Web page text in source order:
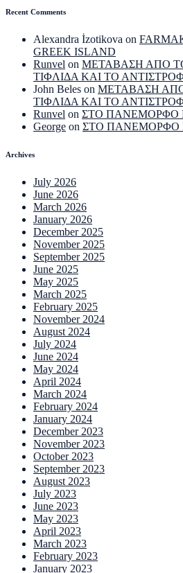
Recent Comments
Alexandra İzotikova on
GREEK ISLAND
Runvel on ΜΕΤΑΒΑΣΗ ΑΠΟ
ΤΙΦΛΙΔΑ ΚΑΙ ΤΟ
John Beles on ΜΕΤΑΒΑΣΗ
ΤΙΦΛΙΔΑ ΚΑΙ ΤΟ
Runvel on ΣΤΟ ΠΑΝΕΜΟΡΦΟ
George on ΣΤΟ
Archives
July 2026
June 2026
March 2026
January 2026
December 2025
November 2025
September 2025
June 2025
May 2025
March 2025
February 2025
November 2024
August 2024
July 2024
June 2024
May 2024
April 2024
March 2024
February 2024
January 2024
December 2023
November 2023
October 2023
September 2023
August 2023
July 2023
June 2023
May 2023
April 2023
March 2023
February 2023
January 2023